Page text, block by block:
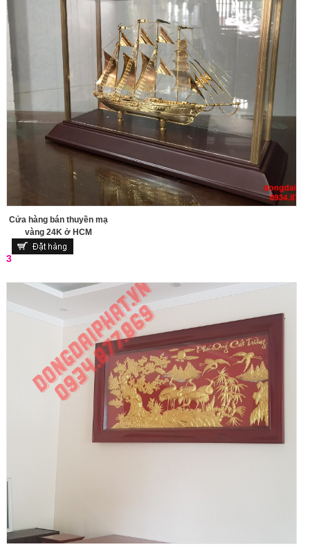
Cửa hàng bán thuyền mạ
vàng 24K ở HCM
3